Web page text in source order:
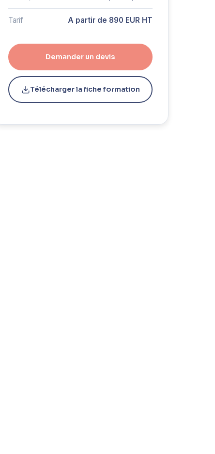
Tarif A partir de 890 EUR HT
Demander un devis
Télécharger la fiche formation